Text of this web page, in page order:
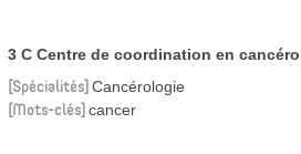
3 C Centre de coordination en
Spécialités Cancérologie
Mots-clés cancer